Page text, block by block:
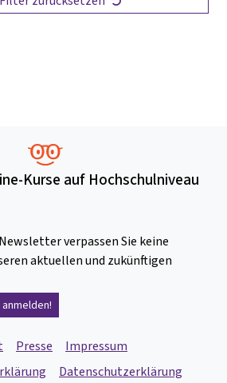
Kurse auf Hochschulniveau
verpassen Sie keine
aktuellen und zukünftigen
Presse
Impressum
Datenschutzerklärung